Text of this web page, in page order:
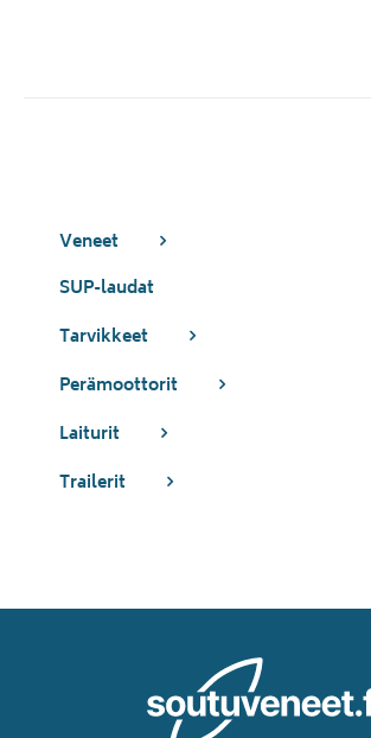
Veneet
SUP-laudat
Tarvikkeet
Perämoottorit
Laiturit
Trailerit